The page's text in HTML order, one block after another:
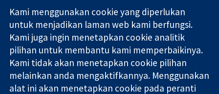
Bukti yang
dipercayai.
keputusan
termaklum
Kesihatan yang
lebih baik
11-13 Cavendish
Square
London
W1G 0AN
United Kingdom
Hubungi kita
Berita
Pejabat
akhbar
Perihal Kami
Pekerjaan
Cochrane
Kami menggunakan cookie yang diperlukan
untuk menjadikan laman web kami berfungsi.
Kami juga ingin menetapkan cookie analitik
pilihan untuk membantu kami memperbaikinya.
Kami tidak akan menetapkan cookie pilihan
melainkan anda mengaktifkannya. Menggunakan
alat ini akan menetapkan cookie pada peranti